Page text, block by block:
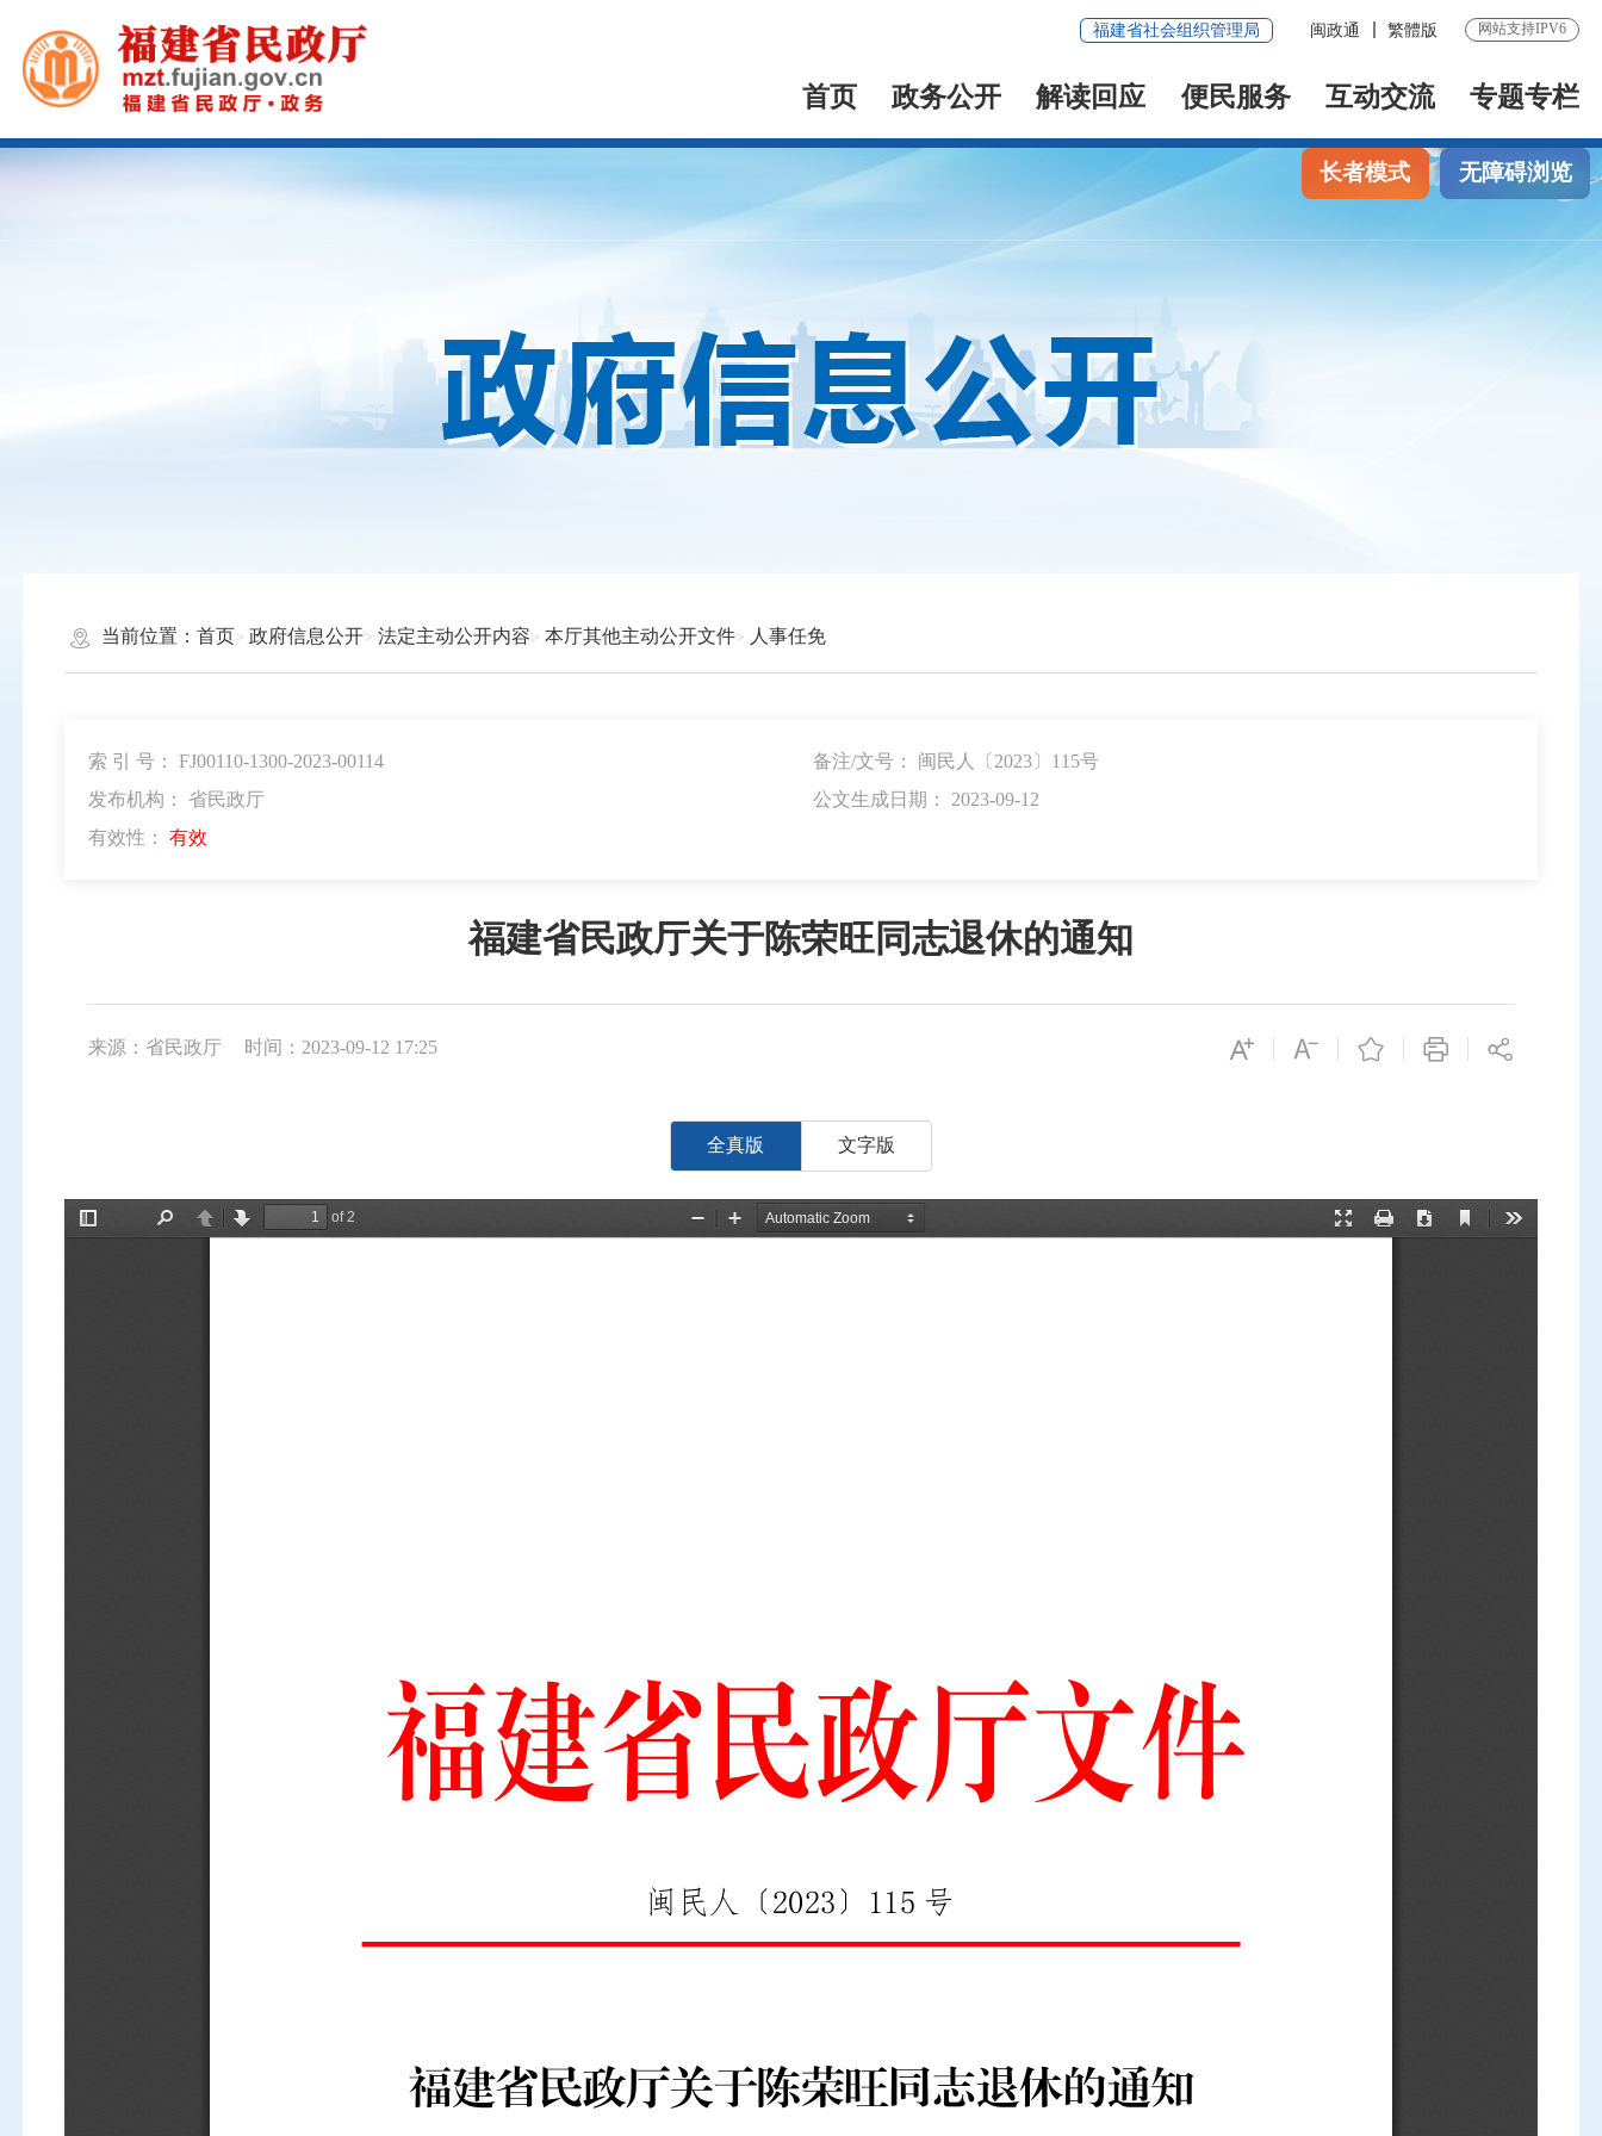
福建省社会组织管理局 闽政通 繁體版 网站支持IPV6
首页 政务公开 解读回应 便民服务 互动交流 专题专栏
长者模式 无障碍浏览
当前位置： 首页 政府信息公开 法定主动公开内容 本厅其他主动公开文件 人事任免
索 引 号： FJ00110-1300-2023-00114
备注/文号： 闽民人〔2023〕115号
发布机构： 省民政厅
公文生成日期： 2023-09-12
有效性： 有效
福建省民政厅关于陈荣旺同志退休的通知
来源：省民政厅 时间：2023-09-12 17:25
全真版 文字版